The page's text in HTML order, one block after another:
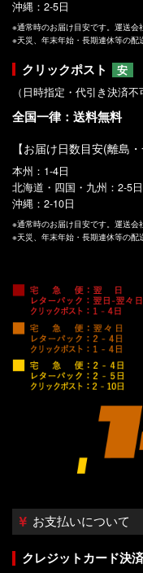
沖縄：2-5日
※通常時のお届け目安です。運送会
※天災、年末年始・長期連休等の配
クリックポスト
安
（日時指定・代引き決済不
全国一律：送料無料
【お届け日数目安(離島
本州：1-4日
北海道・四国・九州：2-5日
沖縄：2-10日
※通常時のお届け目安です。運送会
※天災、年末年始・長期連休等の配
お支払いについて
クレジットカード決